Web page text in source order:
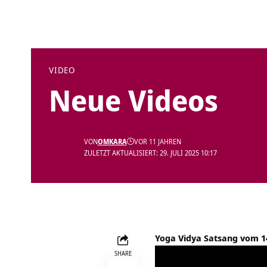
VIDEO
Neue Videos
ZULETZT AKTUALISIERT: 29. JULI 2025 10:17
VONOMKARA VOR 11 JAHREN
SHARE
Yoga Vidya Satsang vom